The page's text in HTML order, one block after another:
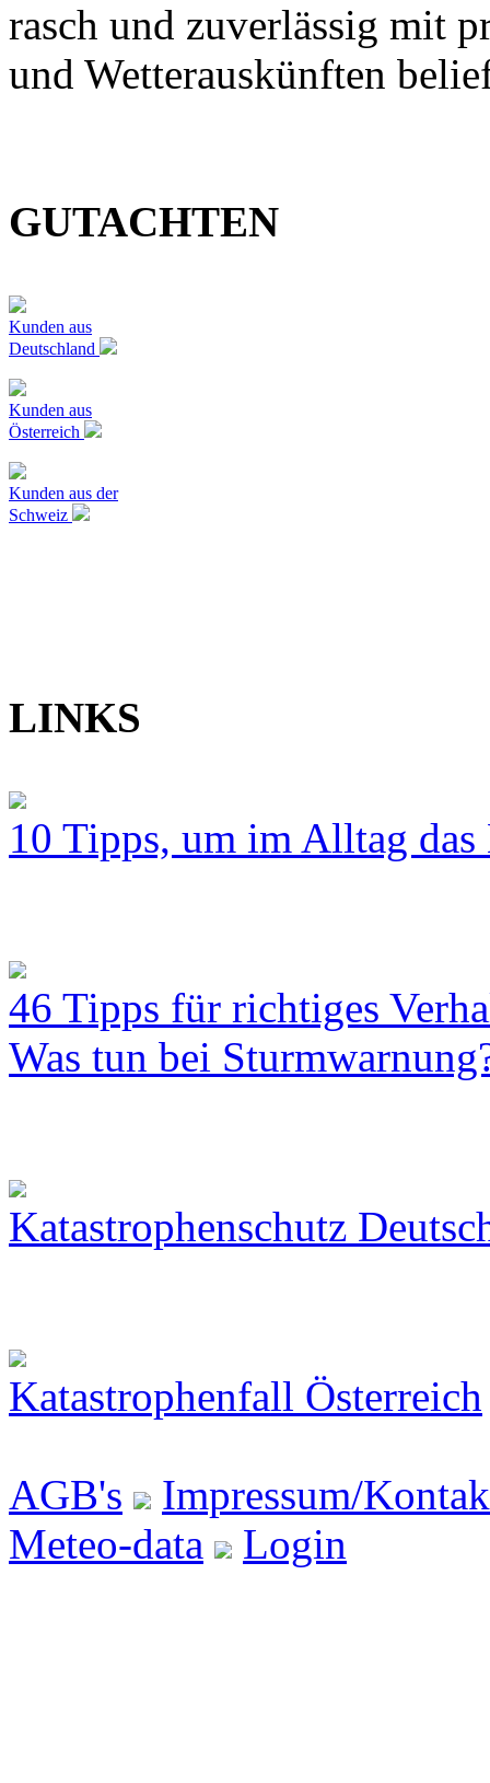
rasch und zuverlässig mit
und Wetterauskünften
GUTACHTEN
Kunden aus
Deutschland
Kunden aus
Österreich
Kunden aus der
Schweiz
LINKS
10 Tipps, um im Alltag
46 Tipps für richtiges
Was tun bei
Katastrophenschutz
Katastrophenfall Österreich
AGB's
Impressum/
Meteo-data
Login